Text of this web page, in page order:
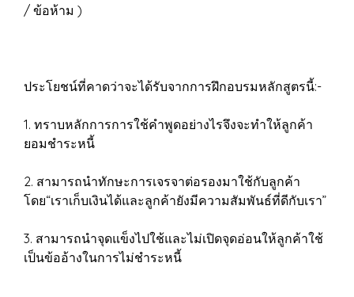
/ ข้อห้าม )
ประโยชน์ที่คาดว่าจะได้รับจากการฝึกอบรมหลักสูตรนี้:-
1. ทราบหลักการการใช้คำพูดอย่างไรจึงจะทำให้ลูกค้า
ยอมชำระหนี้
2. สามารถนำทักษะการเจรจาต่อรองมาใช้กับลูกค้า
โดย“เราเก็บเงินได้และลูกค้ายังมีความสัมพันธ์ที่ดีกับเรา”
3. สามารถนำจุดแข็งไปใช้และไม่เปิดจุดอ่อนให้ลูกค้าใช้
เป็นข้ออ้างในการไม่ชำระหนี้